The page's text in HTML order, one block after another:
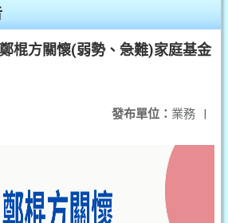
棍方關懷(弱勢、急難)家庭基金
發布單位： 業務 |